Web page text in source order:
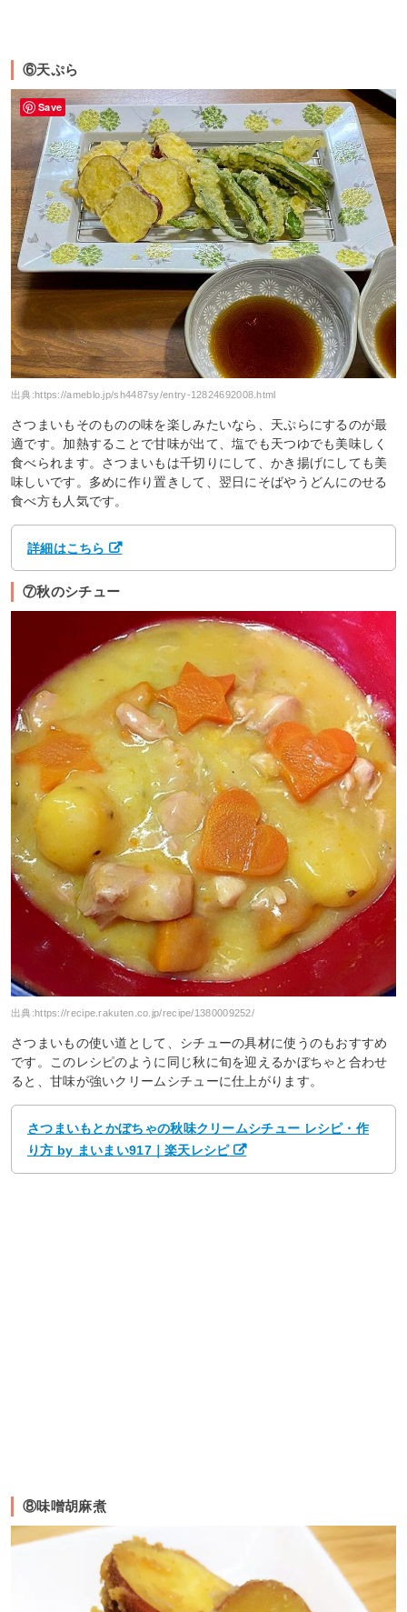
⑥天ぷら
出典:https://ameblo.jp/sh4487sy/entry-12824692008.html
さつまいもそのものの味を楽しみたいなら、天ぷらにするのが最
適です。加熱することで甘味が出て、塩でも天つゆでも美味しく
食べられます。さつまいもは千切りにして、かき揚げにしても美
味しいです。多めに作り置きして、翌日にそばやうどんにのせる
食べ方も人気です。
詳細はこちら
⑦秋のシチュー
出典: https://recipe.rakuten.co.jp/recipe/1380009252/
さつまいもの使い道として、シチューの具材に使うのもおすすめ
です。このレシピのように同じ秋に旬を迎えるかぼちゃと合わせ
ると、甘味が強いクリームシチューに仕上がります。
さつまいもとかぼちゃの秋味クリームシチュー レシピ・作
り方 by まいまい917｜楽天レシピ
⑧味噌胡麻煮
Save